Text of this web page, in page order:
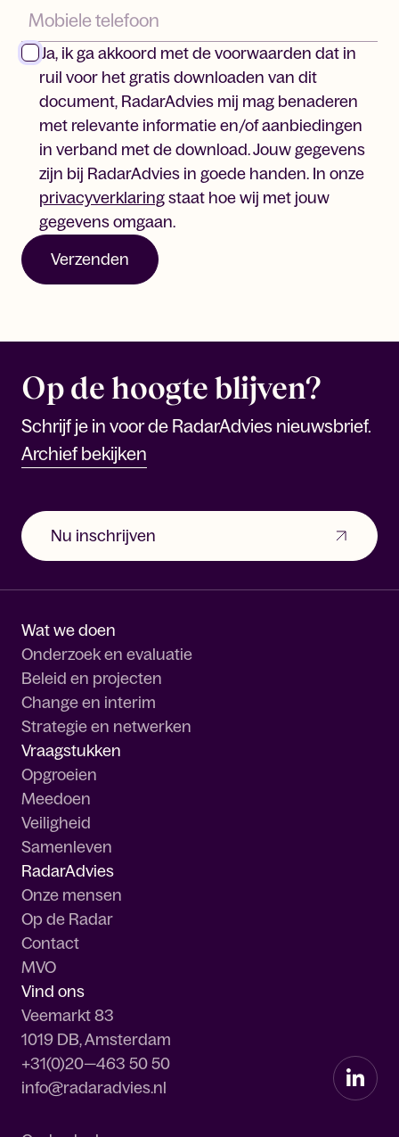
Ja, ik ga akkoord met de voorwaarden dat in
ruil voor het gratis downloaden van dit
document, RadarAdvies mij mag benaderen
met relevante informatie en/of aanbiedingen
in verband met de download. Jouw gegevens
zijn bij RadarAdvies in goede handen. In onze
privacyverklaring staat hoe wij met jouw
gegevens omgaan.
Verzenden
Op de hoogte blijven?
Schrijf je in voor de RadarAdvies nieuwsbrief.
Archief bekijken
Nu inschrijven
Wat we doen
Onderzoek en evaluatie
Beleid en projecten
Change en interim
Strategie en netwerken
Vraagstukken
Opgroeien
Meedoen
Veiligheid
Samenleven
RadarAdvies
Onze mensen
Op de Radar
Contact
MVO
Vind ons
Veemarkt 83
1019 DB, Amsterdam
+31(0)20—463 50 50
info@radaradvies.nl